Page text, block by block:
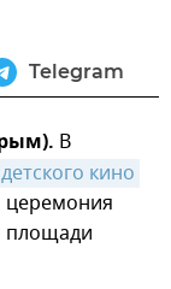
Telegram
В
кино
церемония
площади